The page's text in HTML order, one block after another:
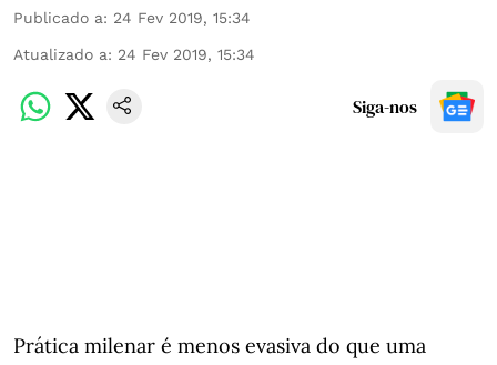
Publicado a: 24 Fev 2019, 15:34
Atualizado a: 24 Fev 2019, 15:34
Siga-nos
Prática milenar é menos evasiva do que uma